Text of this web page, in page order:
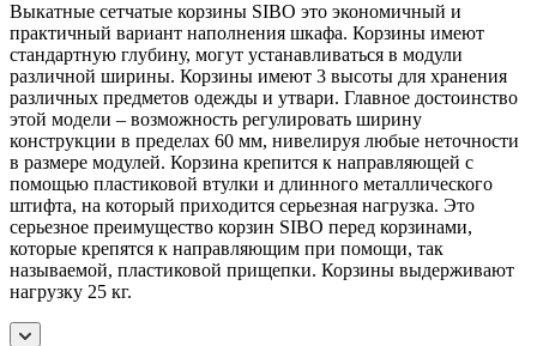
Выкатные сетчатые корзины SIBO это экономичный и
практичный вариант наполнения шкафа. Корзины имеют
стандартную глубину, могут устанавливаться в модули
различной ширины. Корзины имеют 3 высоты для хранения
различных предметов одежды и утвари. Главное достоинство
этой модели – возможность регулировать ширину
конструкции в пределах 60 мм, нивелируя любые неточности
в размере модулей. Корзина крепится к направляющей с
помощью пластиковой втулки и длинного металлического
штифта, на который приходится серьезная нагрузка. Это
серьезное преимущество корзин SIBO перед корзинами,
которые крепятся к направляющим при помощи, так
называемой, пластиковой прищепки. Корзины выдерживают
нагрузку 25 кг.